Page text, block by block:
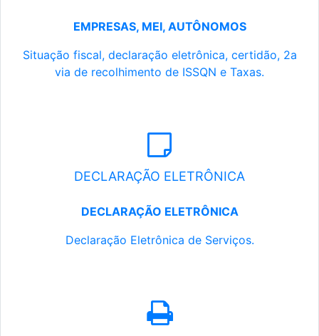
EMPRESAS, MEI, AUTÔNOMOS
Situação fiscal, declaração eletrônica, certidão, 2a
via de recolhimento de ISSQN e Taxas.
DECLARAÇÃO ELETRÔNICA
DECLARAÇÃO ELETRÔNICA
Declaração Eletrônica de Serviços.